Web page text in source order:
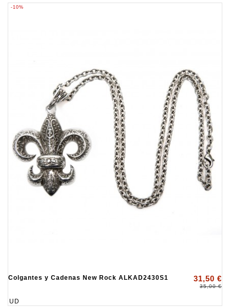
-10%
Colgantes y Cadenas New Rock ALKAD2430S1 31,50 €
35,00 €
UD